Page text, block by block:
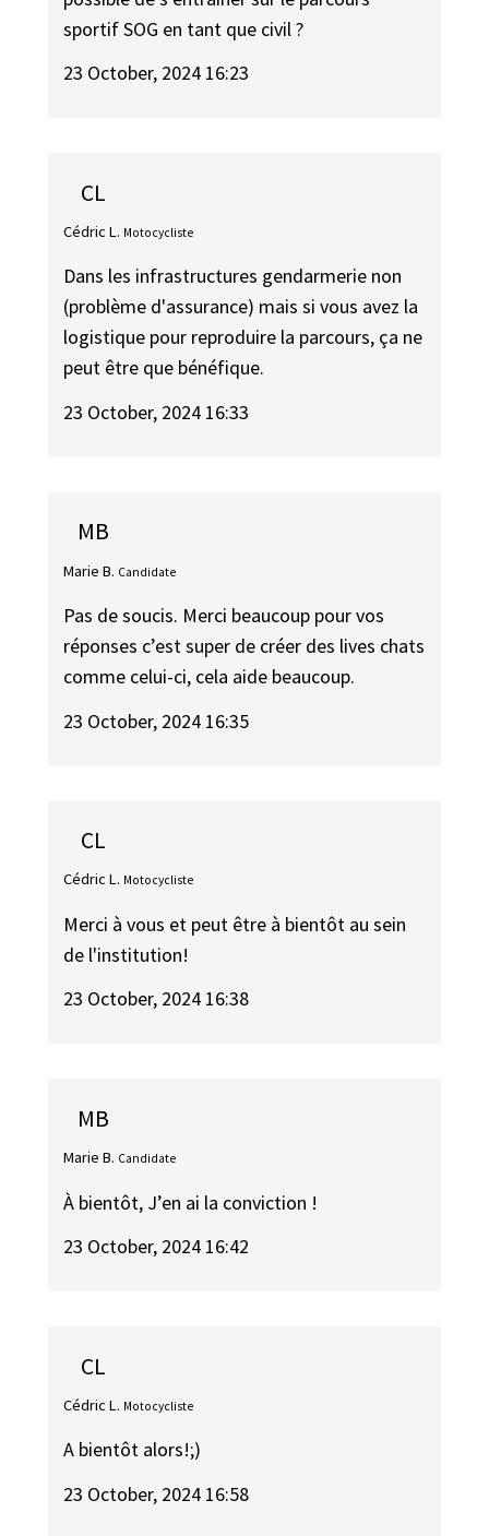
sportif SOG en tant que civil ?
23 October, 2024 16:23
CL
Cédric L. Motocycliste
Dans les infrastructures gendarmerie non
(problème d'assurance) mais si vous avez la
logistique pour reproduire la parcours, ça ne
peut être que bénéfique.
23 October, 2024 16:33
MB
Marie B. Candidate
Pas de soucis. Merci beaucoup pour vos
réponses c’est super de créer des lives chats
comme celui-ci, cela aide beaucoup.
23 October, 2024 16:35
CL
Cédric L. Motocycliste
Merci à vous et peut être à bientôt au sein
de l'institution!
23 October, 2024 16:38
MB
Marie B. Candidate
À bientôt, J’en ai la conviction !
23 October, 2024 16:42
CL
Cédric L. Motocycliste
A bientôt alors!;)
23 October, 2024 16:58